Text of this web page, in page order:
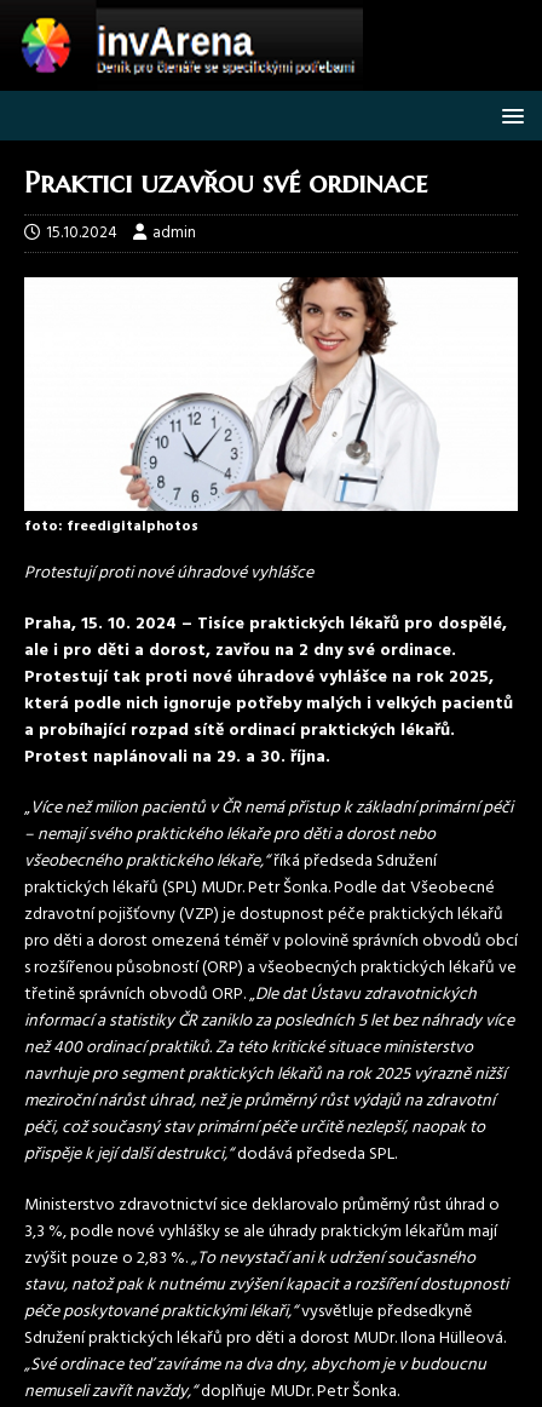
Praktici uzavřou své ordinace
15.10.2024 admin
foto: freedigitalphotos
Protestují proti nové úhradové vyhlášce
Praha, 15. 10. 2024 – Tisíce praktických lékařů pro dospělé,
ale i pro děti a dorost, zavřou na 2 dny své ordinace.
Protestují tak proti nové úhradové vyhlášce na rok 2025,
která podle nich ignoruje potřeby malých i velkých pacientů
a probíhající rozpad sítě ordinací praktických lékařů.
Protest naplánovali na 29. a 30. října.
„Více než milion pacientů v ČR nemá přistup k základní primární péči
– nemají svého praktického lékaře pro děti a dorost nebo
všeobecného praktického lékaře,“říká předseda Sdružení
praktických lékařů (SPL) MUDr. Petr Šonka. Podle dat Všeobecné
zdravotní pojišťovny (VZP) je dostupnost péče praktických lékařů
pro děti a dorost omezená téměř v polovině správních obvodů obcí
s rozšířenou působností (ORP) a všeobecných praktických lékařů ve
třetině správních obvodů ORP. „Dle dat Ústavu zdravotnických
informací a statistiky ČR zaniklo za posledních 5 let bez náhrady více
než 400 ordinací praktiků. Za této kritické situace ministerstvo
navrhuje pro segment praktických lékařů na rok 2025 výrazně nižší
meziroční nárůst úhrad, než je průměrný růst výdajů na zdravotní
péči, což současný stav primární péče určitě nezlepší, naopak to
přispěje k její další destrukci,“dodává předseda SPL.
Ministerstvo zdravotnictví sice deklarovalo průměrný růst úhrad o
3,3 %, podle nové vyhlášky se ale úhrady praktickým lékařům mají
zvýšit pouze o 2,83 %.„To nevystačí ani k udržení současného
stavu, natož pak k nutnému zvýšení kapacit a rozšíření dostupnosti
péče poskytované praktickými lékaři,“vysvětluje předsedkyně
Sdružení praktických lékařů pro děti a dorost MUDr. Ilona Hülleová.
„Své ordinace teď zavíráme na dva dny, abychom je v budoucnu
nemuseli zavřít navždy,“doplňuje MUDr. Petr Šonka.